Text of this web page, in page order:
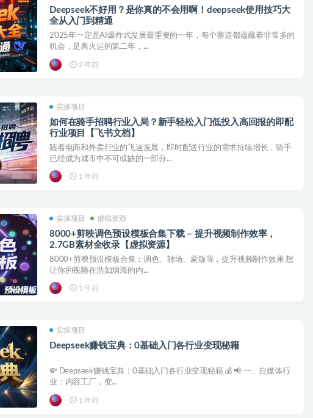
Deepseek不好用？是你真的不会用啊！deepseek使用技巧大
全从入门到精通
2025年一定是AI爆炸式发展最重要的一年，每个赛道都蕴藏着非常多的
机会，是离火运的第二年，...
2 年前
实操项目
如何在骑手招聘行业入局？新手轻松入门低投入高回报的即配
行业项目【飞书文档】
随着电商和外卖行业的飞速发展，即时配送行业的需求持续增长，骑手
已经成为城市中不可或缺的一部分...
1 年前
实操项目 虚拟资源
8000+剪映调色预设模板合集下载 – 提升视频制作效率，
2.7GB素材全收录【虚拟资源】
8000+剪映预设模板合集：调色、转场、蒙版等，提升视频制作效果 想
让你的视频在浩如烟海的内...
1 年前
实操项目
Deepseek赚钱宝典：0基础入门各行业变现秘籍
💸 Deepseek赚钱宝典：0基础入门各行业变现秘籍 💰 📢 一、自媒体行
业：内容工厂，变...
1 年前